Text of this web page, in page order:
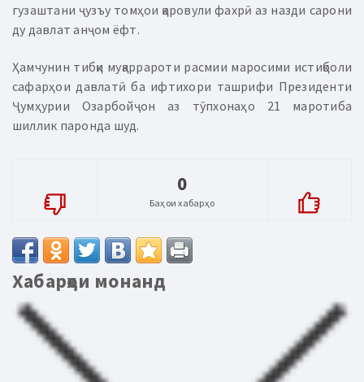
гузаштани ҷузъу томҳои қаровули фахрӣ аз назди сарони
ду давлат анҷом ёфт.
Ҳамчунин тибқи муқаррароти расмии маросими истиқболи
сафарҳои давлатӣ ба ифтихори ташрифи Президенти
Ҷумҳурии Озарбойҷон аз тӯпхонаҳо 21 маротиба
шиллик паронда шуд.
0
Баҳои хабарҳо
Хабарҳои монанд